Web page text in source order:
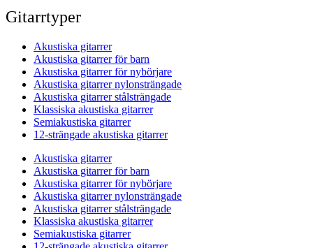
Gitarrtyper
Akustiska gitarrer
Akustiska gitarrer för barn
Akustiska gitarrer för nybörjare
Akustiska gitarrer nylonsträngade
Akustiska gitarrer stålsträngade
Klassiska akustiska gitarrer
Semiakustiska gitarrer
12-strängade akustiska gitarrer
Akustiska gitarrer
Akustiska gitarrer för barn
Akustiska gitarrer för nybörjare
Akustiska gitarrer nylonsträngade
Akustiska gitarrer stålsträngade
Klassiska akustiska gitarrer
Semiakustiska gitarrer